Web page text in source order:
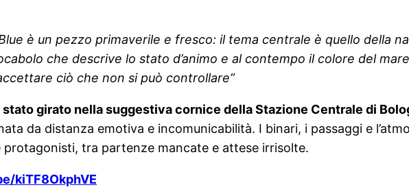
è un pezzo primaverile e fresco: il tema centrale è quello della
che descrive lo stato d’animo e al contempo il colore del
ciò che non si può controllare”
girato nella suggestiva cornice della Stazione Centrale di
da distanza emotiva e incomunicabilità. I binari, i passaggi e
tra partenze mancate e attese irrisolte.
kiTF8OkphVE